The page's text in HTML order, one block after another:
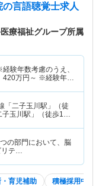
の言語聴覚士求人
療福祉グループ所属
験年数考慮のうえ、
420万円～ ※経験年数
「二子玉川駅」（徒
玉川駅」（徒歩15
の部門において、脳
リテ…
育児補助 積極採用中